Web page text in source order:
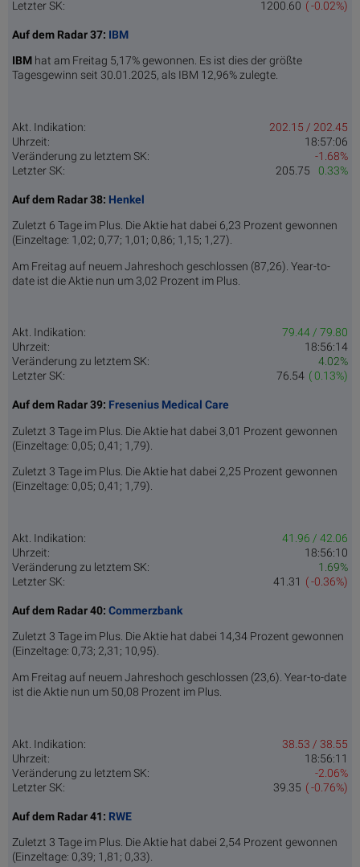
Letzter SK:
( -0.02%)
1200.60
Auf dem Radar 37: IBM
IBM hat am Freitag 5,17% gewonnen. Es ist dies der größte
Tagesgewinn seit 30.01.2025, als IBM 12,96% zulegte.
Akt. Indikation:
202.15 / 202.45
Uhrzeit:
18:57:06
Veränderung zu letztem SK:
-1.68%
Letzter SK:
0.33%
205.75
Auf dem Radar 38: Henkel
Zuletzt 6 Tage im Plus. Die Aktie hat dabei 6,23 Prozent gewonnen
(Einzeltage: 1,02; 0,77; 1,01; 0,86; 1,15; 1,27).
Am Freitag auf neuem Jahreshoch geschlossen (87,26). Year-to-
date ist die Aktie nun um 3,02 Prozent im Plus.
Akt. Indikation:
79.44 / 79.80
Uhrzeit:
18:56:14
Veränderung zu letztem SK:
4.02%
Letzter SK:
( 0.13%)
76.54
Auf dem Radar 39: Fresenius Medical Care
Zuletzt 3 Tage im Plus. Die Aktie hat dabei 3,01 Prozent gewonnen
(Einzeltage: 0,05; 0,41; 1,79).
Zuletzt 3 Tage im Plus. Die Aktie hat dabei 2,25 Prozent gewonnen
(Einzeltage: 0,05; 0,41; 1,79).
Akt. Indikation:
41.96 / 42.06
Uhrzeit:
18:56:10
Veränderung zu letztem SK:
1.69%
Letzter SK:
( -0.36%)
41.31
Auf dem Radar 40: Commerzbank
Zuletzt 3 Tage im Plus. Die Aktie hat dabei 14,34 Prozent gewonnen
(Einzeltage: 0,73; 2,31; 10,95).
Am Freitag auf neuem Jahreshoch geschlossen (23,6). Year-to-date
ist die Aktie nun um 50,08 Prozent im Plus.
Akt. Indikation:
38.53 / 38.55
Uhrzeit:
18:56:11
Veränderung zu letztem SK:
-2.06%
Letzter SK:
( -0.76%)
39.35
Auf dem Radar 41: RWE
Zuletzt 3 Tage im Plus. Die Aktie hat dabei 2,54 Prozent gewonnen
(Einzeltage: 0,39; 1,81; 0,33).